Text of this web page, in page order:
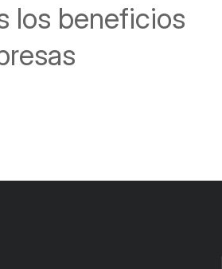
los beneficios